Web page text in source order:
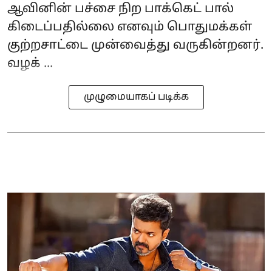
ஆவினின் பச்சை நிற‌ பாக்கெட் பால்
கிடைப்பதில்லை எனவும் பொதுமக்கள்
குற்றசாட்டை முன்வைத்து வருகின்றனர்.
வழக் ...
முழுமையாகப் படிக்க